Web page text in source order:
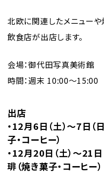
北欧に関連したメニュー
飲食店が出店します。
会場：御代田写真美術館
時間：週末 10:00〜15:00
出店
・12月6日（土）〜7日
子・コーヒー）
・12月20日（土）〜21
琲（焼き菓子・コーヒー）